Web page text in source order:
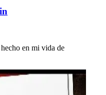
en mi vida de